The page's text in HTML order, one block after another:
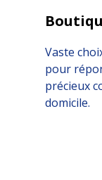
Vaste
pour
précieux
domicile.